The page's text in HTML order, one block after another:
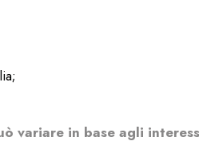
variare in base agli